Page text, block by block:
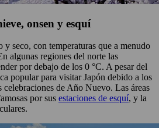
onsen y esquí
y seco, con temperaturas que a menudo
algunas regiones del norte las
por debajo de los 0 °C. A pesar del
popular para visitar Japón debido a los
celebraciones de Año Nuevo. Las áreas
por sus estaciones de esquí, y la